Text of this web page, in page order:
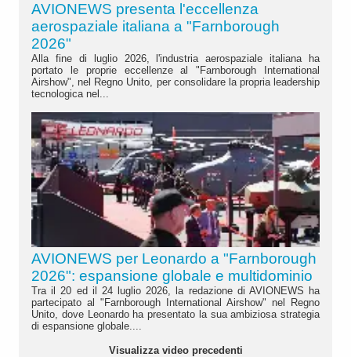
AVIONEWS presenta l'eccellenza
aerospaziale italiana a "Farnborough
2026"
Alla fine di luglio 2026, l'industria aerospaziale italiana ha
portato le proprie eccellenze al "Farnborough International
Airshow", nel Regno Unito, per consolidare la propria leadership
tecnologica nel...
AVIONEWS per Leonardo a "Farnborough
2026": espansione globale e multidominio
Tra il 20 ed il 24 luglio 2026, la redazione di AVIONEWS ha
partecipato al "Farnborough International Airshow" nel Regno
Unito, dove Leonardo ha presentato la sua ambiziosa strategia
di espansione globale....
Visualizza video precedenti